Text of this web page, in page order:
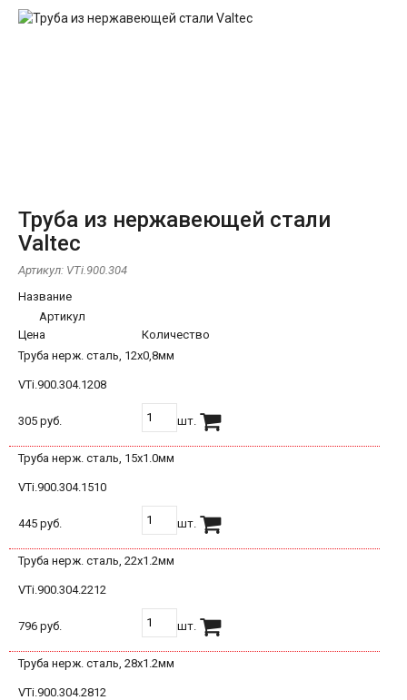
Труба из нержавеющей стали
Valtec
Артикул: VTi.900.304
Название
Артикул
Цена
Количество
Труба нерж. сталь, 12х0,8мм
VTi.900.304.1208
305 руб. шт.
Труба нерж. сталь, 15х1.0мм
VTi.900.304.1510
445 руб. шт.
Труба нерж. сталь, 22х1.2мм
VTi.900.304.2212
796 руб. шт.
Труба нерж. сталь, 28х1.2мм
VTi.900.304.2812